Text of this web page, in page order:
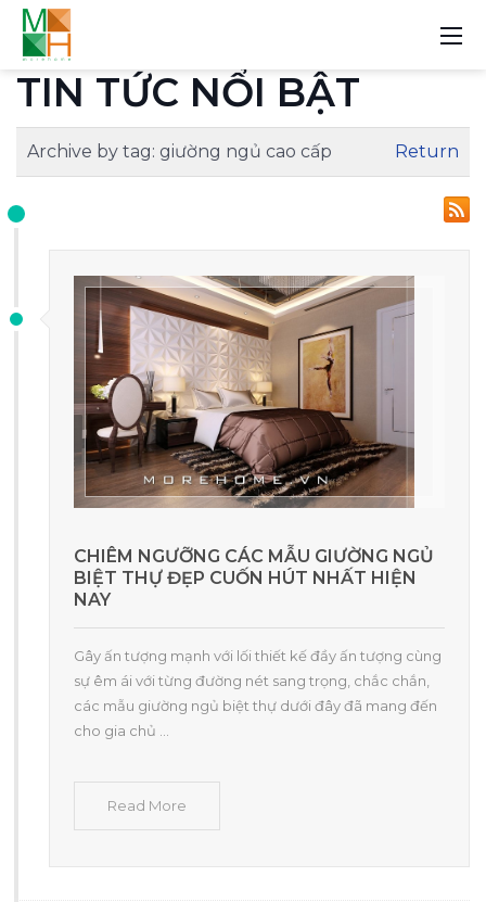
TIN TỨC NỔI BẬT
Archive by tag: giường ngủ cao cấp Return
CHIÊM NGƯỠNG CÁC MẪU GIƯỜNG NGỦ
BIỆT THỰ ĐẸP CUỐN HÚT NHẤT HIỆN
NAY
Gây ấn tượng mạnh với lối thiết kế đầy ấn tượng cùng
sự êm ái với từng đường nét sang trọng, chắc chắn,
các mẫu giường ngủ biệt thự dưới đây đã mang đến
cho gia chủ ...
Read More